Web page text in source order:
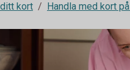
kort Handla med kort